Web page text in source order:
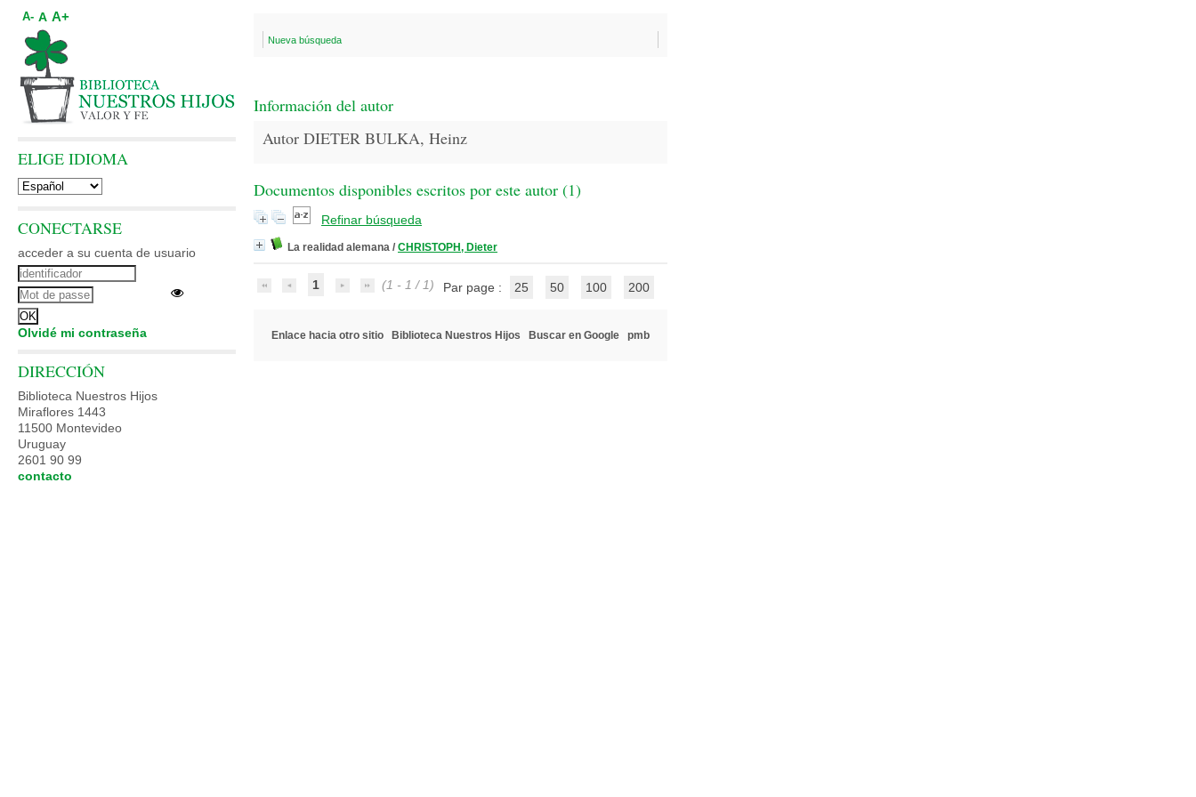
Nueva búsqueda
Información del autor
Autor DIETER BULKA, Heinz
Documentos disponibles escritos por este autor (1)
Refinar búsqueda
La realidad alemana / CHRISTOPH, Dieter
1 (1 - 1 / 1) Par page : 25 50 100 200
Enlace hacia otro sitio Biblioteca Nuestros Hijos Buscar en Google pmb
A- A A+
ELIGE IDIOMA
CONECTARSE
acceder a su cuenta de usuario
Olvidé mi contraseña
DIRECCIÓN
Biblioteca Nuestros Hijos
Miraflores 1443
11500 Montevideo
Uruguay
2601 90 99
contacto